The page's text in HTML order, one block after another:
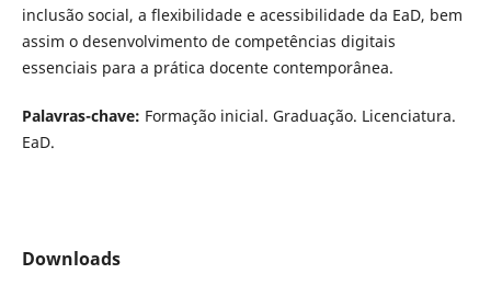
inclusão social, a flexibilidade e acessibilidade da EaD, bem
assim o desenvolvimento de competências digitais
essenciais para a prática docente contemporânea.
Palavras-chave: Formação inicial. Graduação. Licenciatura.
EaD.
Downloads